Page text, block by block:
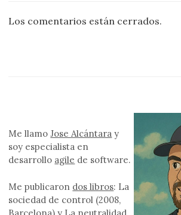
Los comentarios están cerrados.
Me llamoJose Alcántara y
soy especialista en
desarrollo agile de software.
Me publicaron dos libros: La
sociedad de control (2008,